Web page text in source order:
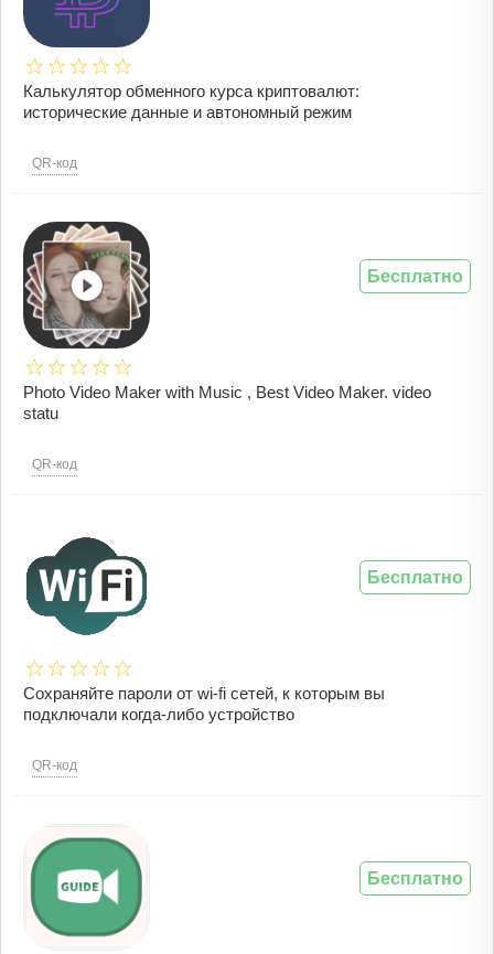
Калькулятор обменного курса криптовалют:
исторические данные и автономный режим
QR-код
Photo Video Maker with Music , Best Video Maker. video
statu
QR-код
Бесплатно
Сохраняйте пароли от wi-fi сетей, к которым вы
подключали когда-либо устройство
QR-код
Бесплатно
Бесплатно